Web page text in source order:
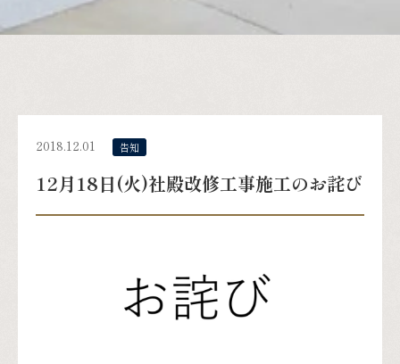
2018.12.01 告知
12月18日(火)社殿改修工事施工のお詫び